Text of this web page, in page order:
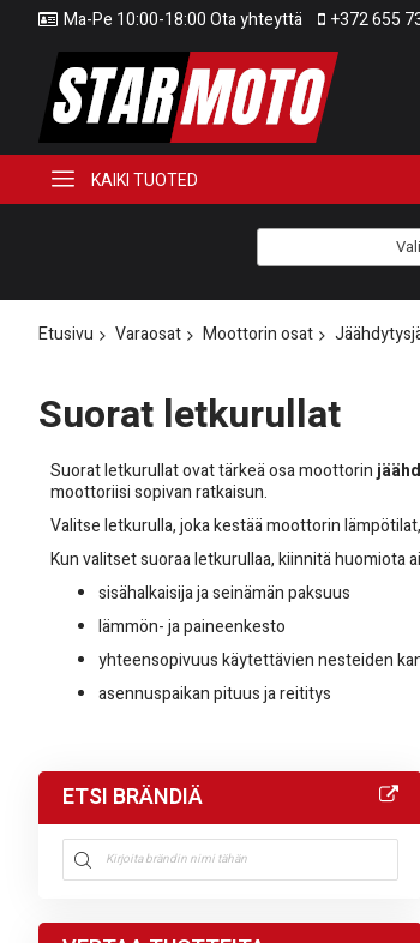
Ma-Pe 10:00-18:00 Ota yhteyttä +372 655
KAIKI TUOTED
Etusivu Varaosat Moottorin osat
Suorat letkurullat
Suorat letkurullat ovat tärkeä osa moottorin
moottoriisi sopivan ratkaisun.
Valitse letkurulla, joka kestää moottorin
Kun valitset suoraa letkurullaa, kiinnitä huomiota
sisähalkaisija ja seinämän paksuus
lämmön- ja paineenkesto
yhteensopivuus käytettävien nesteiden
asennuspaikan pituus ja reititys
ETSI BRÄNDIÄ